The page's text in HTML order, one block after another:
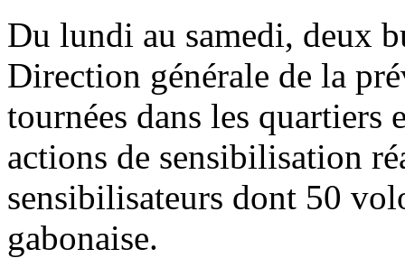
Du lundi au samedi, deux
Direction générale de la
tournées dans les quartiers
actions de sensibilisation
sensibilisateurs dont 50
gabonaise.